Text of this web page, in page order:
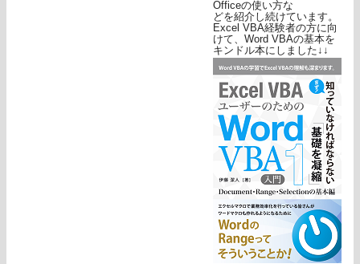
Officeの使い方な
どを紹介し続けています。
Excel VBA経験者の方に向
けて、Word VBAの基本を
キンドル本にしました↓↓